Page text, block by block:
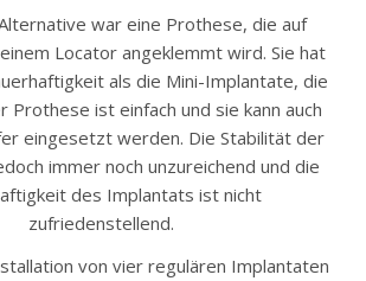
war eine Prothese, die auf
Locator angeklemmt wird. Sie hat
als die Mini-Implantate, die
Prothese ist einfach und sie kann auch
eingesetzt werden. Die Stabilität der
immer noch unzureichend und die
des Implantats ist nicht
zufriedenstellend.
von vier regulären Implantaten